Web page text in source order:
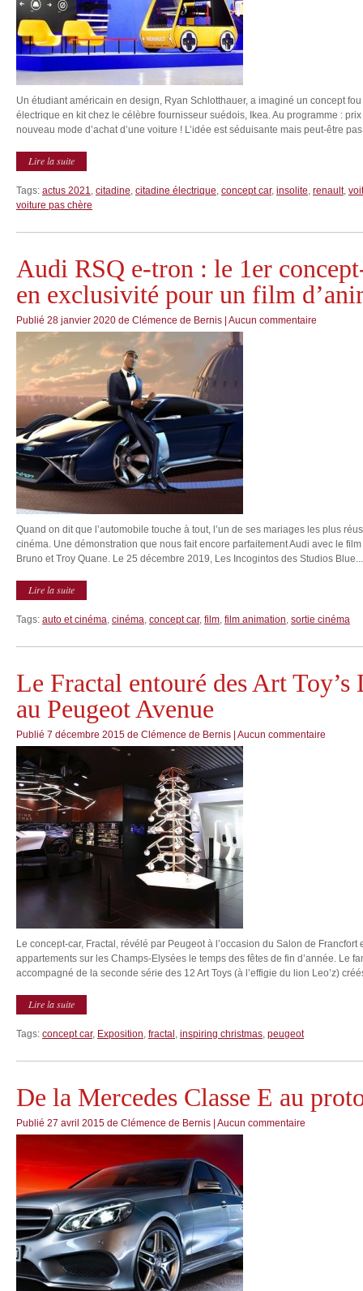
Un étudiant américain en design, Ryan Schlotthauer, a imaginé un concept
électrique en kit chez le célèbre fournisseur suédois, Ikea. Au programme :
nouveau mode d’achat d’une voiture ! L’idée est séduisante mais peut-être
Lire la suite
Tags: actus 2021, citadine, citadine électrique, concept car, insolite, renault,
voiture pas chère
Audi RSQ e-tron : le 1er
en exclusivité pour un film
Publié 28 janvier 2020 de Clémence de Bernis Aucun commentaire
Quand on dit que l’automobile touche à tout, l’un de ses mariages les plus
cinéma. Une démonstration que nous fait encore parfaitement Audi avec le
Bruno et Troy Quane. Le 25 décembre 2019, Les Incogintos des Studios Blue...
Lire la suite
Tags: auto et cinéma, cinéma, concept car, film, film animation, sortie cinéma
Le Fractal entouré des Art Toy’s
au Peugeot Avenue
Publié 7 décembre 2015 de Clémence de Bernis Aucun commentaire
Le concept-car, Fractal, révélé par Peugeot à l’occasion du Salon de
appartements sur les Champs-Elysées le temps des fêtes de fin d’année. Le
accompagné de la seconde série des 12 Art Toys (à l’effigie du lion Leo’z)
Lire la suite
Tags: concept car, Exposition, fractal , inspiring christmas, peugeot
De la Mercedes Classe E au
Publié 27 avril 2015 de Clémence de Bernis Aucun commentaire